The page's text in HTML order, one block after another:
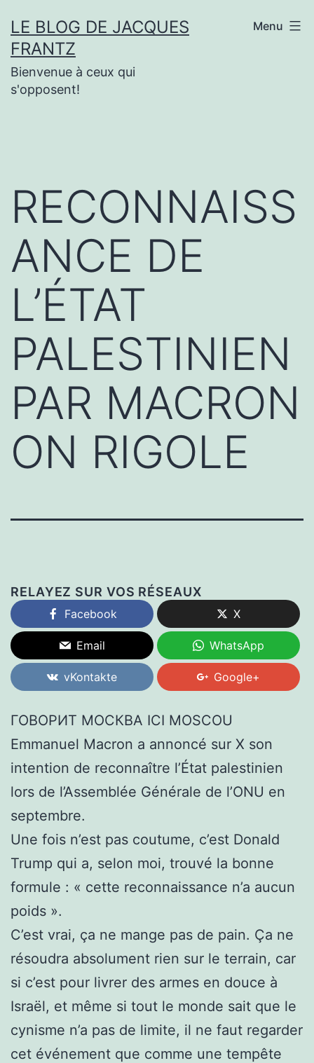
au
contenu
LE BLOG DE JACQUES
FRANTZ
Bienvenue à ceux qui
s'opposent!
Menu
RECONNAISS
ANCE DE
L’ÉTAT
PALESTINIEN
PAR MACRON
ON RIGOLE
RELAYEZ SUR VOS RÉSEAUX
Facebook X
Email WhatsApp
vKontakte Google+
ГОВОРИТ МОСКВА ICI MOSCOU
Emmanuel Macron a annoncé sur X son
intention de reconnaître l’État palestinien
lors de l’Assemblée Générale de l’ONU en
septembre.
Une fois n’est pas coutume, c’est Donald
Trump qui a, selon moi, trouvé la bonne
formule : « cette reconnaissance n’a aucun
poids ».
C’est vrai, ça ne mange pas de pain. Ça ne
résoudra absolument rien sur le terrain, car
si c’est pour livrer des armes en douce à
Israël, et même si tout le monde sait que le
cynisme n’a pas de limite, il ne faut regarder
cet événement que comme une tempête